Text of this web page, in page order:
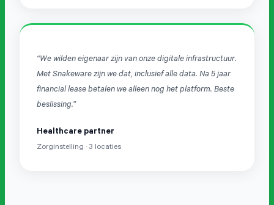
“We wilden eigenaar zijn van onze digitale infrastructuur.
Met Snakeware zijn we dat, inclusief alle data. Na 5 jaar
financial lease betalen we alleen nog het platform. Beste
beslissing.”
Healthcare partner
Zorginstelling · 3 locaties